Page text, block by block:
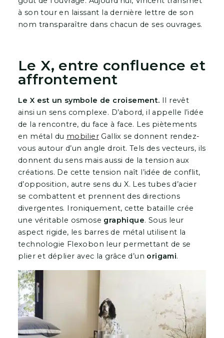
à son tour en laissant la dernière lettre de son
nom transparaître dans chacun de ses ouvrages.
Le X, entre confluence et
affrontement
Le X est un symbole de croisement. Il revêt
ainsi un sens complexe. D’abord, il appelle l’idée
de la rencontre, du face à face. Les piètements
en métal du mobilierGallix se donnent rendez-
vous autour d’un angle droit. Tels des vecteurs, ils
donnent du sens mais aussi de la tension aux
créations. De cette tension naît l’idée de conflit,
d’opposition, autre sens du X. Les tubes d’acier
se combattent et prennent des directions
divergentes. Ironiquement, cette bataille crée
une véritable osmose graphique. Sous leur
aspect rigide, les barres de métal utilisent la
technologie Flexobon leur permettant de se
plier et déplier avec la grâce d’un origami.